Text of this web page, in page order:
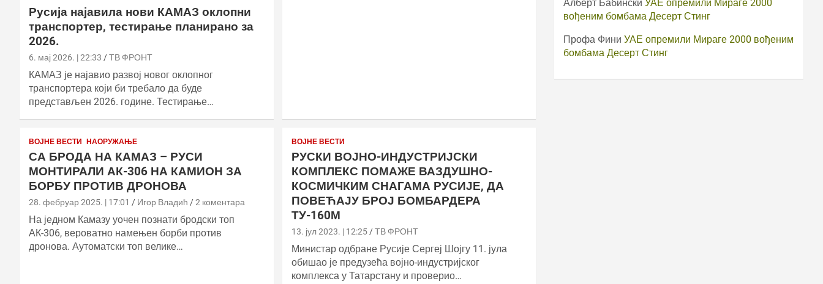
Русија најавила нови КАМАЗ оклопни
транспортер, тестирање планирано за
2026.
6. мај 2026. | 22:33 ТВ ФРОНТ
КАМАЗ је најавио развој новог оклопног
транспортера који би требало да буде
представљен 2026. године. Тестирање…
ВОЈНЕ ВЕСТИ НАОРУЖАЊЕ
СА БРОДА НА КАМАЗ – РУСИ
МОНТИРАЛИ АК-306 НА КАМИОН ЗА
БОРБУ ПРОТИВ ДРОНОВА
28. фебруар 2025. | 17:01 Игор Владић 2 коментара
На једном Камазу уочен познати бродски топ
АК-306, вероватно намењен борби против
дронова. Аутоматски топ велике…
ВОЈНЕ ВЕСТИ
РУСКИ ВОЈНО-ИНДУСТРИЈСКИ
КОМПЛЕКС ПОМАЖЕ ВАЗДУШНО-
КОСМИЧКИМ СНАГАМА РУСИЈЕ, ДА
ПОВЕЋАЈУ БРОЈ БОМБАРДЕРА
ТУ-160М
13. јул 2023. | 12:25 ТВ ФРОНТ
Министар одбране Русије Сергеј Шојгу 11. јула
обишао је предузећа војно-индустријског
комплекса у Татарстану и проверио…
Алберт Бабински УАЕ опремили Мираге 2000
вођеним бомбама Десерт Стинг
Профа Фини УАЕ опремили Мираге 2000 вођеним
бомбама Десерт Стинг